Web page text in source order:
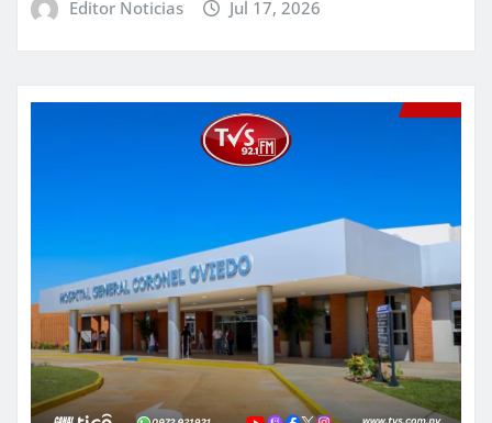
Editor Noticias Jul 17, 2026